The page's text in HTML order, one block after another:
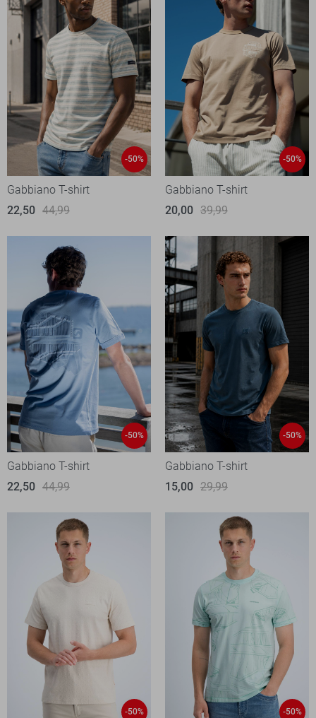
-50%
Gabbiano T-shirt
22,50 44,99
-50%
Gabbiano T-shirt
20,00 39,99
-50%
Gabbiano T-shirt
22,50 44,99
-50%
Gabbiano T-shirt
15,00 29,99
-50% -50%